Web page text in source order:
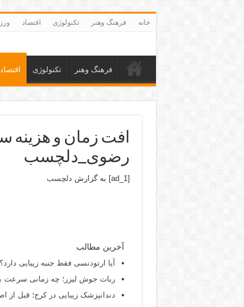
خانه فرهنگ وهنر تکنولوژی اقتصاد
فرهنگ وهنر تکنولوژی اقتصاد
رضوی_دلچسب
[ad_1] به گزارش دلچسب
آخرین مطالب
آیا ارتودنسی فقط جنبه زیبایی
ربات جوش لیزر؛ چه زمانی سرعت
دندانپزشک زیبایی در کرج؛ قبل از